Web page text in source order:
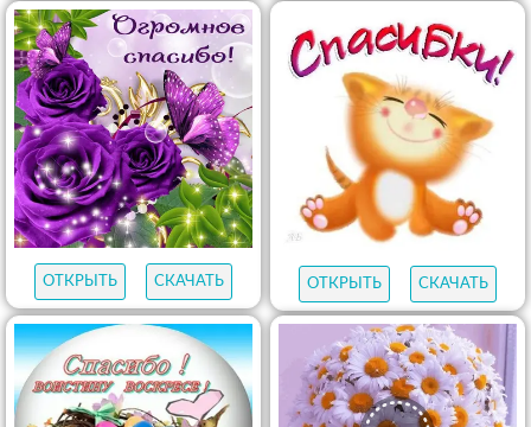
ОТКРЫТЬ СКАЧАТЬ ОТКРЫТЬ СКАЧАТЬ